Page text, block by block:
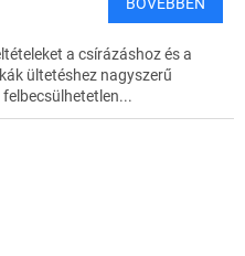
a csírázáshoz és a
ültetéshez nagyszerű